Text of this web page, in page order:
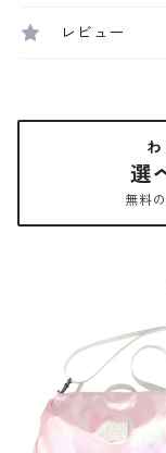
レビュー
選
無料